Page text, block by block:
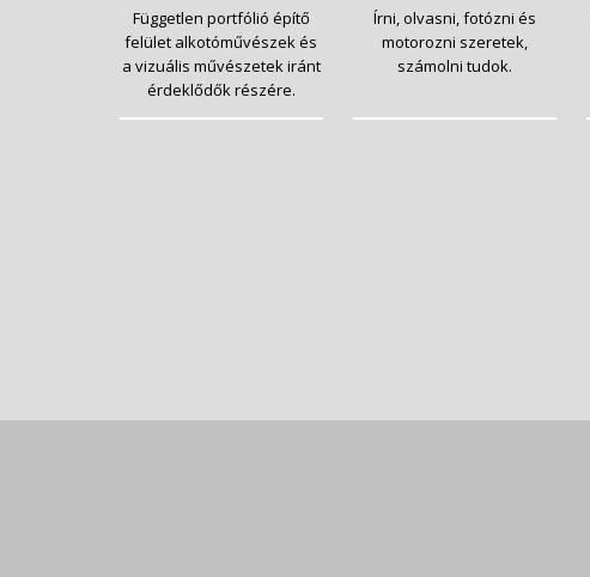
Független portfólió építő
felület alkotóművészek és
a vizuális művészetek iránt
érdeklődők részére.
Írni, olvasni, fotózni és
motorozni szeretek,
számolni tudok.